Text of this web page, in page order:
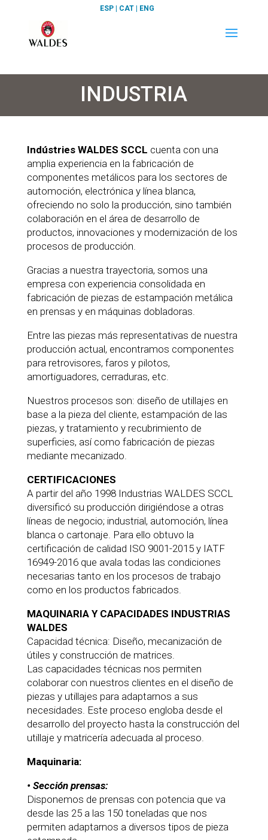
ESP CAT ENG
INDUSTRIA
Indústries WALDES SCCL cuenta con una
amplia experiencia en la fabricación de
componentes metálicos para los sectores de
automoción, electrónica y línea blanca,
ofreciendo no solo la producción, sino también
colaboración en el área de desarrollo de
productos, innovaciones y modernización de los
procesos de producción.
Gracias a nuestra trayectoria, somos una
empresa con experiencia consolidada en
fabricación de piezas de estampación metálica
en prensas y en máquinas dobladoras.
Entre las piezas más representativas de nuestra
producción actual, encontramos componentes
para retrovisores, faros y pilotos,
amortiguadores, cerraduras, etc.
Nuestros procesos son: diseño de utillajes en
base a la pieza del cliente, estampación de las
piezas, y tratamiento y recubrimiento de
superficies, así como fabricación de piezas
mediante mecanizado.
CERTIFICACIONES
A partir del año 1998 Industrias WALDES SCCL
diversificó su producción dirigiéndose a otras
líneas de negocio; industrial, automoción, línea
blanca o cartonaje. Para ello obtuvo la
certificación de calidad ISO 9001-2015 y IATF
16949-2016 que avala todas las condiciones
necesarias tanto en los procesos de trabajo
como en los productos fabricados.
MAQUINARIA Y CAPACIDADES INDUSTRIAS
WALDES
Capacidad técnica: Diseño, mecanización de
útiles y construcción de matrices.
Las capacidades técnicas nos permiten
colaborar con nuestros clientes en el diseño de
piezas y utillajes para adaptarnos a sus
necesidades. Este proceso engloba desde el
desarrollo del proyecto hasta la construcción del
utillaje y matricería adecuada al proceso.
Maquinaria:
• Sección prensas:
Disponemos de prensas con potencia que va
desde las 25 a las 150 toneladas que nos
permiten adaptarnos a diversos tipos de pieza